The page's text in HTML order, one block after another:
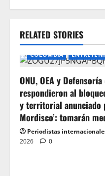
RELATED STORIES
COLOMBIA
ONU, OEA y
respondieron al
y territorial anunciado
Mordisco’: tomarán
Periodistas
2026
0